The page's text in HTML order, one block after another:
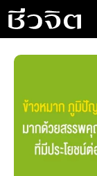
Skip
to
content